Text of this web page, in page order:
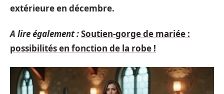
extérieure en décembre.
A lire également :Soutien-gorge de mariée :
possibilités en fonction de la robe !